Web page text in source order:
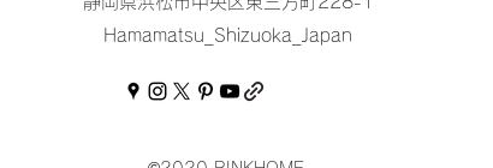
Hamamatsu_Shizuoka_Japan